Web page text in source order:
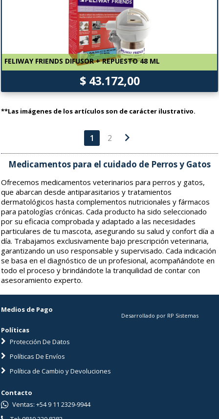
FELIWAY FRIENDS DIFUSOR + REPUESTO 48 ML
$ 43.172,00
**Las imágenes de los artículos son de carácter ilustrativo.
1 2 chevron_right
Medicamentos para el cuidado de Perros y Gatos
Ofrecemos medicamentos veterinarios para perros y gatos,
que abarcan desde antiparasitarios y tratamientos
dermatológicos hasta complementos nutricionales y fármacos
para patologías crónicas. Cada producto ha sido seleccionado
por su eficacia comprobada y adaptado a las necesidades
particulares de tu mascota, asegurando su salud y confort día a
día. Trabajamos exclusivamente bajo prescripción veterinaria,
garantizando un uso responsable y supervisado. Cada indicación
se basa en el diagnóstico de un profesional, acompañándote en
todo el proceso y brindándote la tranquilidad de contar con
asesoramiento experto.
Medios de Pago
Políticas
Protección De Datos
Políticas De Envíos
Política de Cambio y Devoluciones
Desarrollado por RP Sistemas
Contacto
Ventas: +54 9 11 2329-9944